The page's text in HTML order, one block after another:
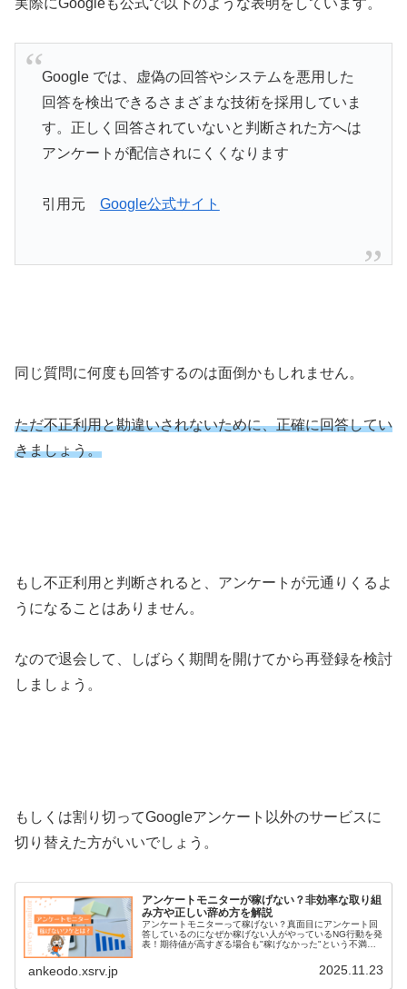
実際にGoogleも公式で以下のような表明をしています。
Google では、虚偽の回答やシステムを悪用した
回答を検出できるさまざまな技術を採用していま
す。正しく回答されていないと判断された方へは
アンケートが配信されにくくなります
引用元 Google公式サイト
同じ質問に何度も回答するのは面倒かもしれません。
ただ不正利用と勘違いされないために、正確に回答してい
きましょう。
もし不正利用と判断されると、アンケートが元通りくるよ
うになることはありません。
なので退会して、しばらく期間を開けてから再登録を検討
しましょう。
もしくは割り切ってGoogleアンケート以外のサービスに
切り替えた方がいいでしょう。
アンケートモニターが稼げない？非効率な取り組
み方や正しい辞め方を解説
アンケートモニターって稼げない？真面目にアンケート回
答しているのになぜか稼げない人がやっているNG行動を発
表！期待値が高すぎる場合も"稼げなかった"という不満に
ankeodo.xsrv.jp 2025.11.23